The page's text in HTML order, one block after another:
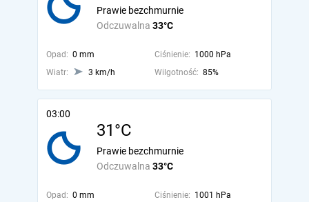
Odczuwalna 33°C
Prawie bezchmurnie
Opad: 0 mm Ciśnienie: 1000 hPa
Wiatr:
3 km/h Wilgotność: 85%
03:00
31°C
Odczuwalna 33°C
Prawie bezchmurnie
Opad: 0 mm Ciśnienie: 1001 hPa